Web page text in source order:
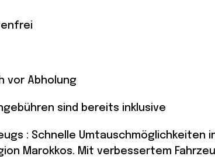
vor Abholung
sind bereits inklusive
: Schnelle Umtauschmöglichkeiten
Marokkos. Mit verbessertem